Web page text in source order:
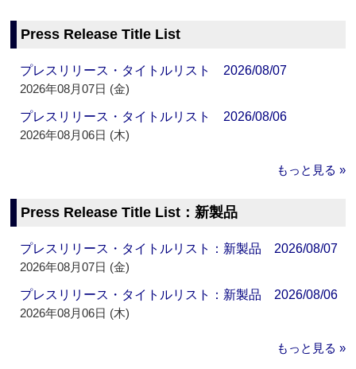
Press Release Title List
プレスリリース・タイトルリスト 2026/08/07
2026年08月07日 (金)
プレスリリース・タイトルリスト 2026/08/06
2026年08月06日 (木)
もっと見る »
Press Release Title List：新製品
プレスリリース・タイトルリスト：新製品 2026/08/07
2026年08月07日 (金)
プレスリリース・タイトルリスト：新製品 2026/08/06
2026年08月06日 (木)
もっと見る »